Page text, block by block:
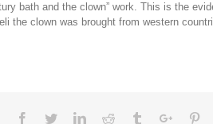
bath and the clown” work. This is the
the clown was brought from western
Facebook
TwitterLinkedinReddit TumblrGoogle+